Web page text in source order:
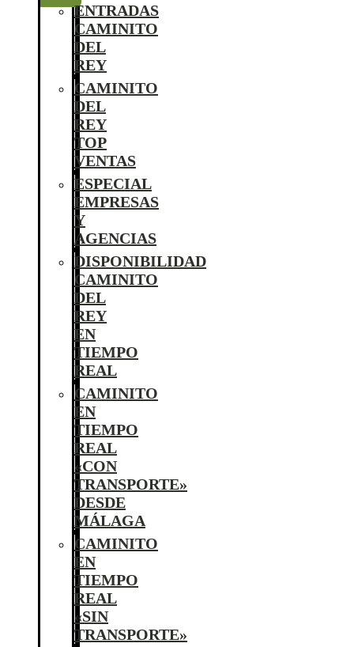
ENTRADAS
CAMINITO
DEL
REY
CAMINITO
DEL
REY
TOP
VENTAS
ESPECIAL
EMPRESAS
Y
AGENCIAS
DISPONIBILIDAD
CAMINITO
DEL
REY
EN
TIEMPO
REAL
CAMINITO
EN
TIEMPO
REAL
«CON
TRANSPORTE»
DESDE
MÁLAGA
CAMINITO
EN
TIEMPO
REAL
«SIN
TRANSPORTE»